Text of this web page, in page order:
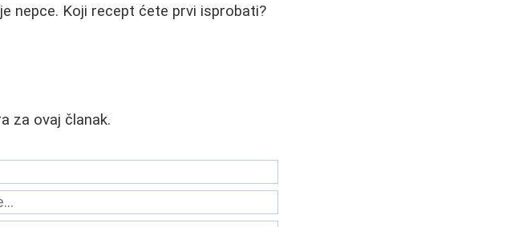
nepce. Koji recept ćete prvi isprobati?
za ovaj članak.